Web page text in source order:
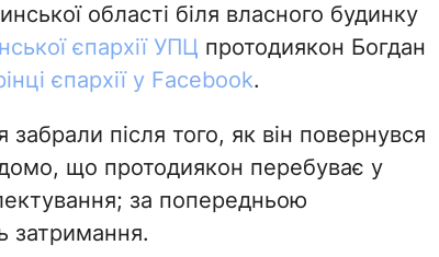
області біля власного будинку
єпархії УПЦ протодиякон Богдан
єпархії у Facebook.
після того, як він повернувся
що протодиякон перебуває у
за попередньою
затримання.